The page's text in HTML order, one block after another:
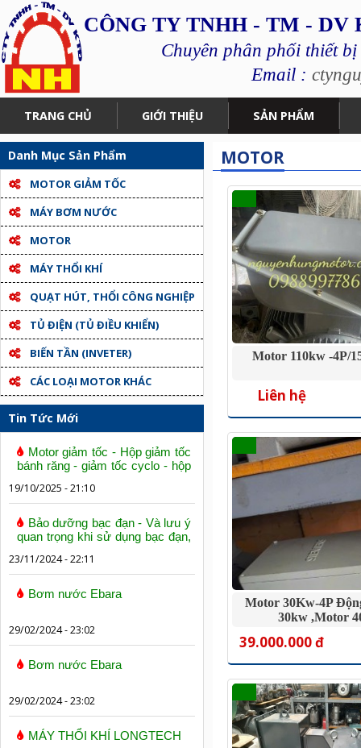
CÔNG TY TNHH - TM -
Chuyên phân phối thiết
Email :
TRANG CHỦ GIỚI THIỆU SẢN PHẨM
Danh Mục Sản Phẩm
MOTOR GIẢM TỐC
MÁY BƠM NƯỚC
MOTOR
MÁY THỔI KHÍ
QUẠT HÚT, THỔI CÔNG NGHIỆP
TỦ ĐIỆN (TỦ ĐIỀU KHIỂN)
BIẾN TẦN (INVETER)
CÁC LOẠI MOTOR KHÁC
Tin Tức Mới
Motor giảm tốc - Hộp giảm tốc
bánh răng - giảm tốc cyclo - hộp
19/10/2025 - 21:10
Bảo dưỡng bạc đạn - Và lưu ý
quan trọng khi sử dụng bạc đạn,
23/11/2024 - 22:11
Bơm nước Ebara
29/02/2024 - 23:02
Bơm nước Ebara
29/02/2024 - 23:02
MÁY THỔI KHÍ LONGTECH
MOTOR
Motor 110kw -4P/
Liên hệ
Motor 30Kw-4P
30kw ,motor
39.000.000 đ